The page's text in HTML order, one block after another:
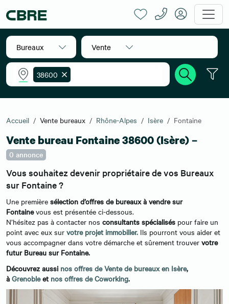
Bureaux Vente
38600
Accueil Vente bureaux Rhône-Alpes Isère Fontaine
Vente bureau Fontaine 38600 (Isère) –
0 annonce
Vous souhaitez devenir propriétaire de vos Bureaux
sur Fontaine ?
Une première sélection d’offres de bureaux à vendre sur
Fontainevous est présentée ci-dessous.
N’hésitez pas à contacter nos consultants spécialisés pour faire un
point avec eux sur votre projet immobilier. Ils pourront vous aider et
vous accompagner dans votre démarche et sûrement trouver votre
futur Bureau sur Fontaine.
Découvrez aussi nos offres de Vente de bureaux en Isère,
à Grenobleet nos offres de Coworking.